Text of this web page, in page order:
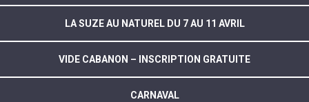
LA SUZE AU NATUREL DU 7 AU 11 AVRIL
VIDE CABANON – INSCRIPTION GRATUITE
CARNAVAL